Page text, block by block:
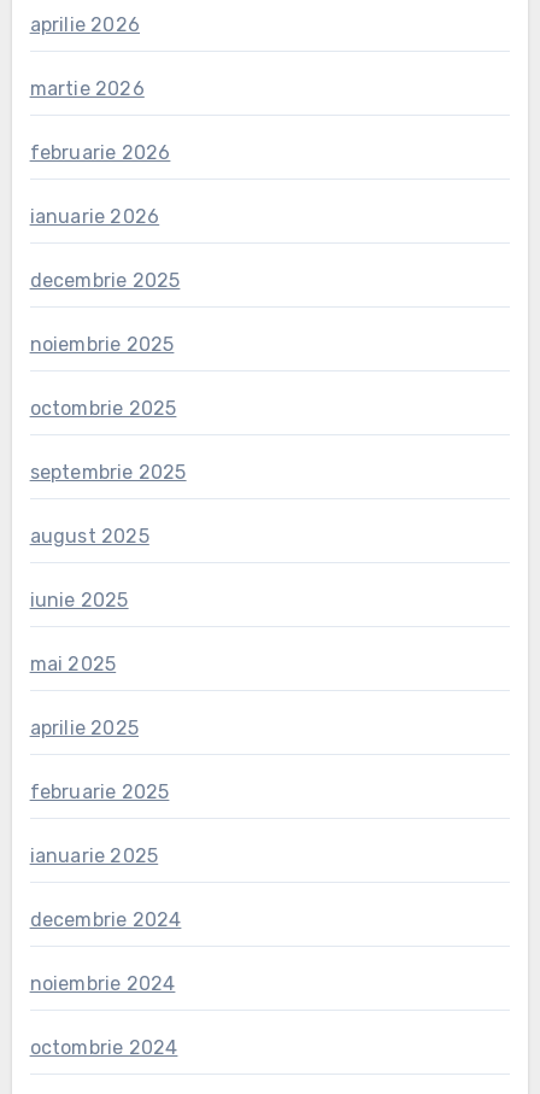
aprilie 2026
martie 2026
februarie 2026
ianuarie 2026
decembrie 2025
noiembrie 2025
octombrie 2025
septembrie 2025
august 2025
iunie 2025
mai 2025
aprilie 2025
februarie 2025
ianuarie 2025
decembrie 2024
noiembrie 2024
octombrie 2024